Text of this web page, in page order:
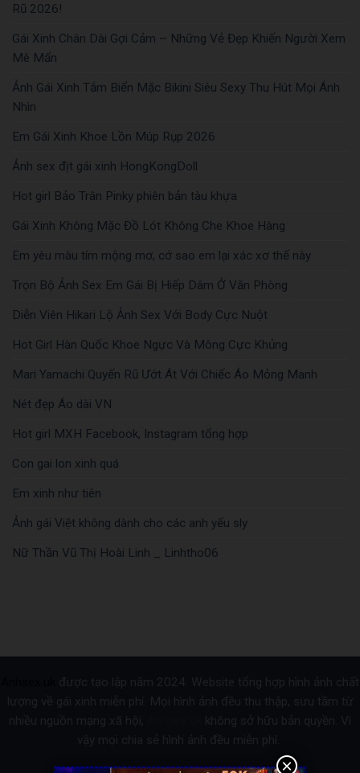
Rũ 2026!
Gái Xinh Chân Dài Gợi Cảm – Những Vẻ Đẹp Khiến Người Xem
Mê Mẩn
Ảnh Gái Xinh Tắm Biển Mặc Bikini Siêu Sexy Thu Hút Mọi Ánh
Nhìn
Em Gái Xinh Khoe Lồn Múp Rụp 2026
Ảnh sex địt gái xinh HongKongDoll
Hot girl Bảo Trân Pinky phiên bản tàu khựa
Gái Xinh Không Mặc Đồ Lót Không Che Khoe Hàng
Em yêu màu tím mộng mơ, cớ sao em lại xác xơ thế này
Trọn Bộ Ảnh Sex Em Gái Bị Hiếp Dâm Ở Văn Phòng
Diễn Viên Hikari Lộ Ảnh Sex Với Body Cực Nuột
Hot Girl Hàn Quốc Khoe Ngực Và Mông Cực Khủng
Mari Yamachi Quyến Rũ Ướt Át Với Chiếc Áo Mỏng Manh
Nét đẹp Áo dài VN
Hot girl MXH Facebook, Instagram tổng hợp
Con gai lon xinh quá
Em xinh như tiên
Ảnh gái Việt không dành cho các anh yếu sly
Nữ Thần Vũ Thị Hoài Linh _ Linhtho06